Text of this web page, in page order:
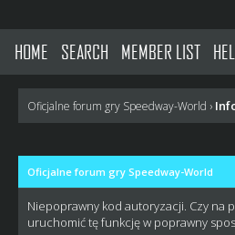
HOME SEARCH MEMBER LIST
Oficjalne forum gry Speedway-World ›
Oficjalne forum gry Speedway-World
Niepoprawny kod autoryzacji. Czy na
uruchomić tę funkcję w poprawny